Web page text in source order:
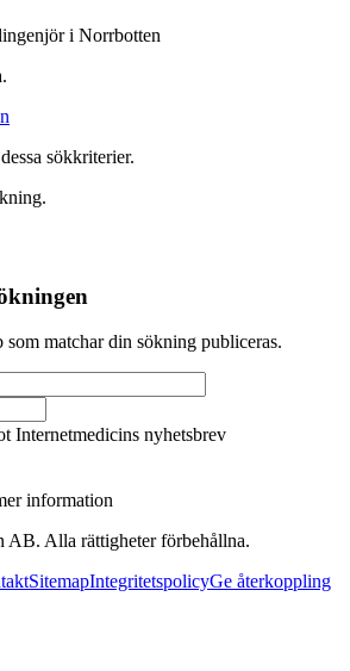
i Norrbotten
sökkriterier.
matchar din sökning publiceras.
Internetmedicins nyhetsbrev
information
AB. Alla rättigheter förbehållna.
SitemapIntegritetspolicyGe återkoppling